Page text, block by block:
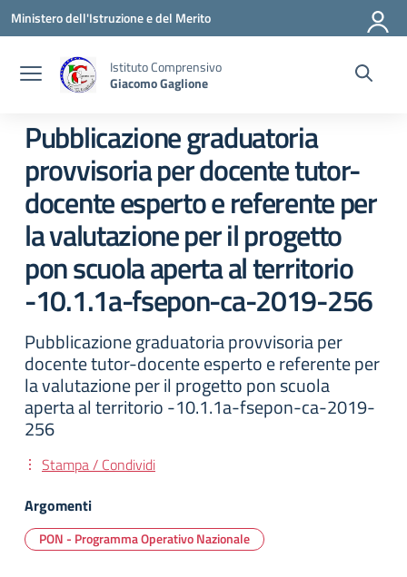
Vai ai contenuti
Vai al menu di navigazione
Vai al footer
Ministero dell'Istruzione e del Merito
Istituto Comprensivo
Giacomo Gaglione
Pubblicazione graduatoria
provvisoria per docente tutor-
docente esperto e referente per
la valutazione per il progetto
pon scuola aperta al territorio
-10.1.1a-fsepon-ca-2019-256
Pubblicazione graduatoria provvisoria per
docente tutor-docente esperto e referente per
la valutazione per il progetto pon scuola
aperta al territorio -10.1.1a-fsepon-ca-2019-
256
Stampa / Condividi
Argomenti
PON - Programma Operativo Nazionale